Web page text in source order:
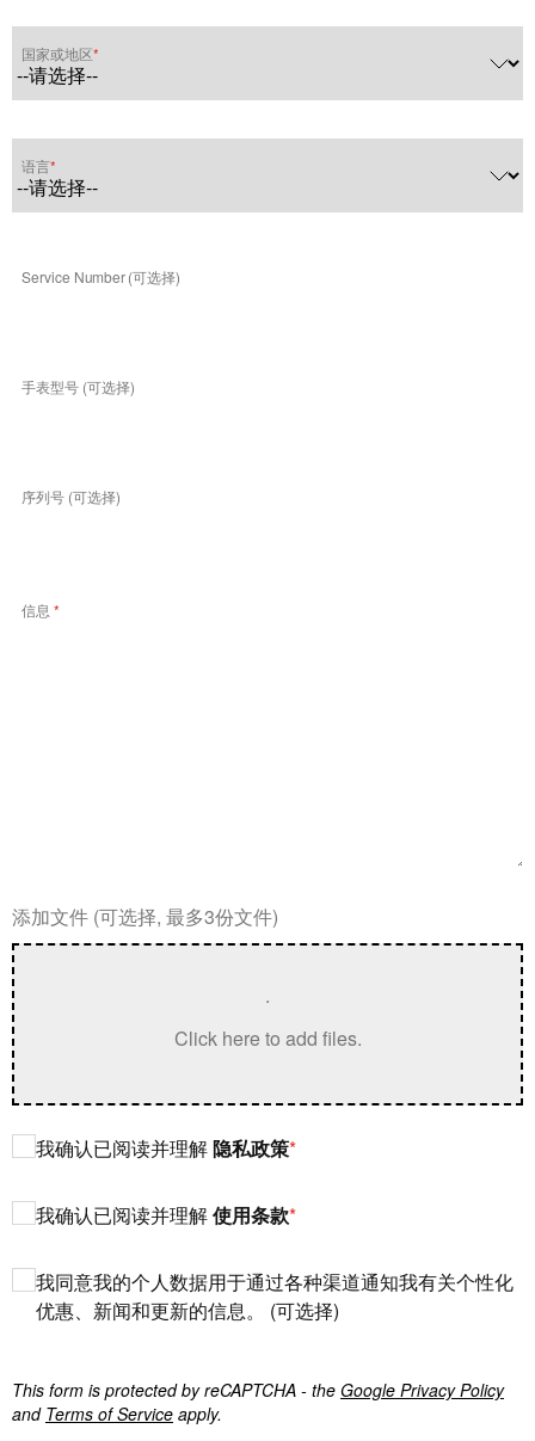
国家或地区
语言
Service Number (可选择)
手表型号 (可选择)
序列号 (可选择)
信息
添加文件 (可选择, 最多3份文件)
.
Click here to add files.
我确认已阅读并理解隐私政策
我确认已阅读并理解使用条款
我同意我的个人数据用于通过各种渠道通知我有关个性化
优惠、新闻和更新的信息。 (可选择)
This form is protected by reCAPTCHA - the Google Privacy Policy
and Terms of Service apply.